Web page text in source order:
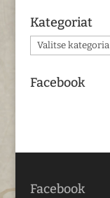
Kategoriat
Kategoriat
Facebook
Facebook